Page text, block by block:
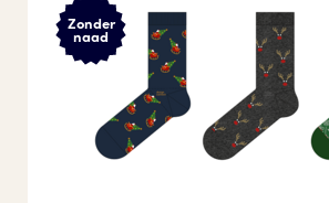
Zonder
naad